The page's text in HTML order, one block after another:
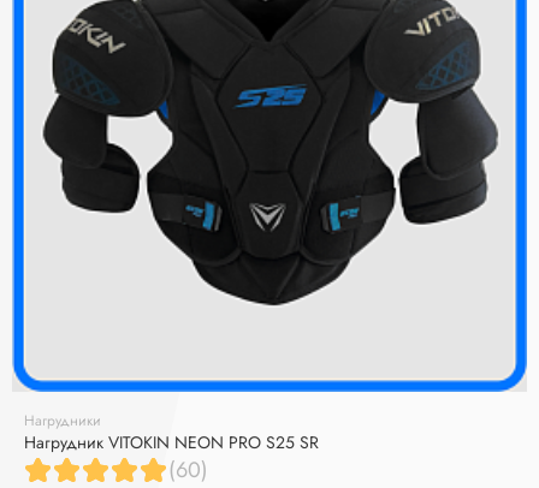
Нагрудники
Нагрудник VITOKIN NEON PRO S25 SR
(60)